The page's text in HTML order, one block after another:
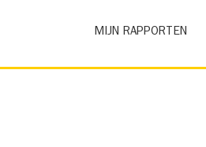
MIJN RAPPORTEN